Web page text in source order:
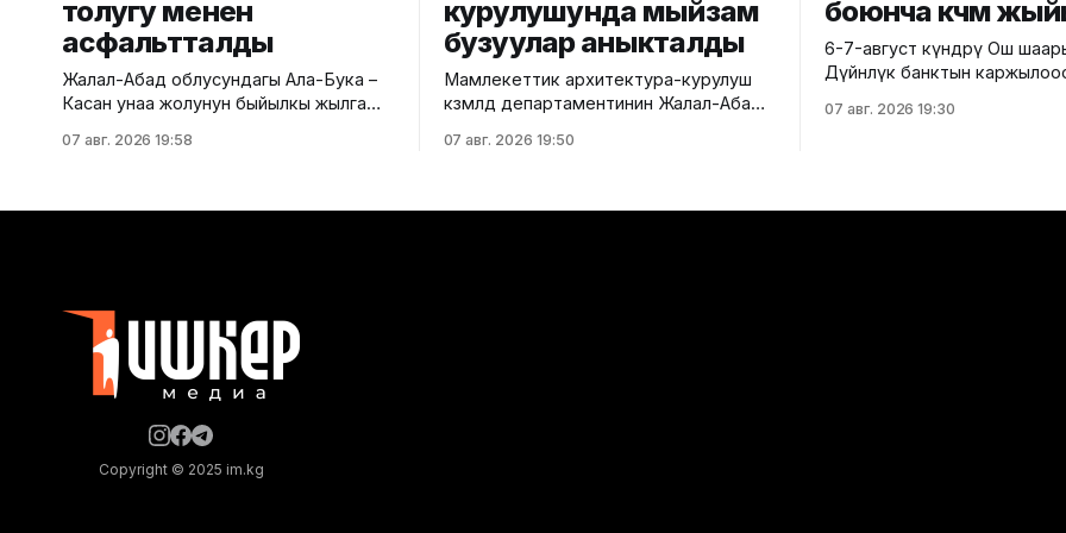
толугу менен
асфальтталды
Жалал-Абад облусундагы Ала-Бука –
Касан унаа жолунун быйылкы жылга
асфальт-бетон төшөө иштери толугу
талаптарын сактоо менен жүргүзүлдү.
Аталган жолдун жалпы 12 чакырымына
07 авг. 2026 19:58
курулушунда мыйзам
бузуулар аныкталды
Мамлекеттик архитектура-курулуш
көзөмөлдөө департаментинин Жалал-Абад
көп кабаттуу турак жайга текшерүү
07 авг. 2026 19:50
боюнча көчмө
6-7-август күндөрү Ош
Дүйнөлүк банктын
ашырылып жаткан "Ош
комитетинин көчмө жыйыны
07 авг. 2026 19:30
Copyright © 2025 im.kg